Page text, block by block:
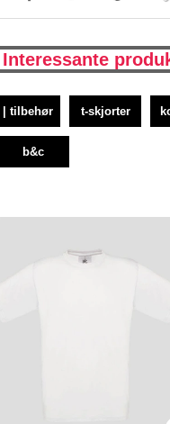
Interessante
| tilbehør t-skjorter
b&c